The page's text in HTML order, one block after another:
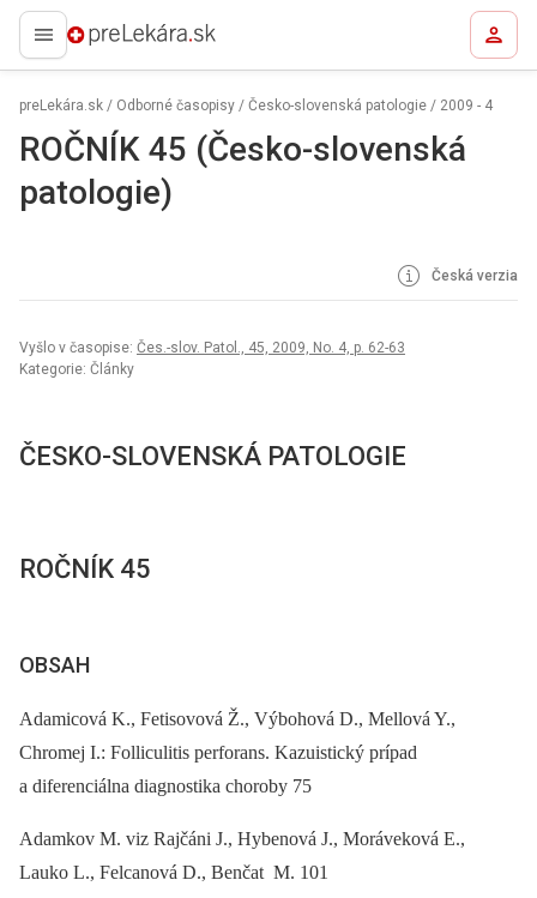
preLekára.sk
preLekára.sk / Odborné časopisy / Česko-slovenská patologie / 2009 - 4
ROČNÍK 45 (Česko-slovenská
patologie)
Česká verzia
Vyšlo v časopise: Čes.-slov. Patol., 45, 2009, No. 4, p. 62-63
Kategorie: Články
ČESKO-SLOVENSKÁ PATOLOGIE
ROČNÍK 45
OBSAH
Adamicová K., Fetisovová Ž., Výbohová D., Mellová Y.,
Chromej I.: Folliculitis perforans. Kazuistický prípad
a diferenciálna diagnostika choroby 75
Adamkov M. viz Rajčáni J., Hybenová J., Moráveková E.,
Lauko L., Felcanová D., Benčat M. 101